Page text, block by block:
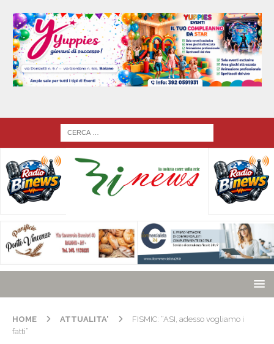
HOME ATTUALITA'
FISMIC: “ASI, adesso vogliamo i
fatti”